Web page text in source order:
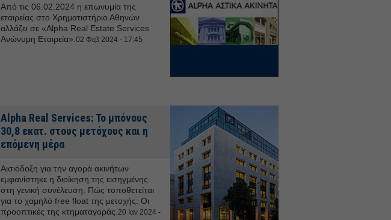
Aπό τις 06.02.2024 η επωνυμία της
εταιρείας στο Χρηματιστήριο Αθηνών
αλλάζει σε «Alpha Real Estate Services
Ανώνυμη Εταιρεία». 02 Φεβ 2024 - 17:45
Alpha Real Services: Το μπόνους
30,8 εκατ. στους μετόχους και η
επόμενη μέρα
Αισιόδοξη για την αγορά ακινήτων
εμφανίστηκε η διοίκηση της εισηγμένης
στη γενική συνέλευση. Πώς τοποθετείται
για το χαμηλό free float της μετοχής. Οι
προοπτικές της κτηματαγοράς. 20 Ιαν 2024 -